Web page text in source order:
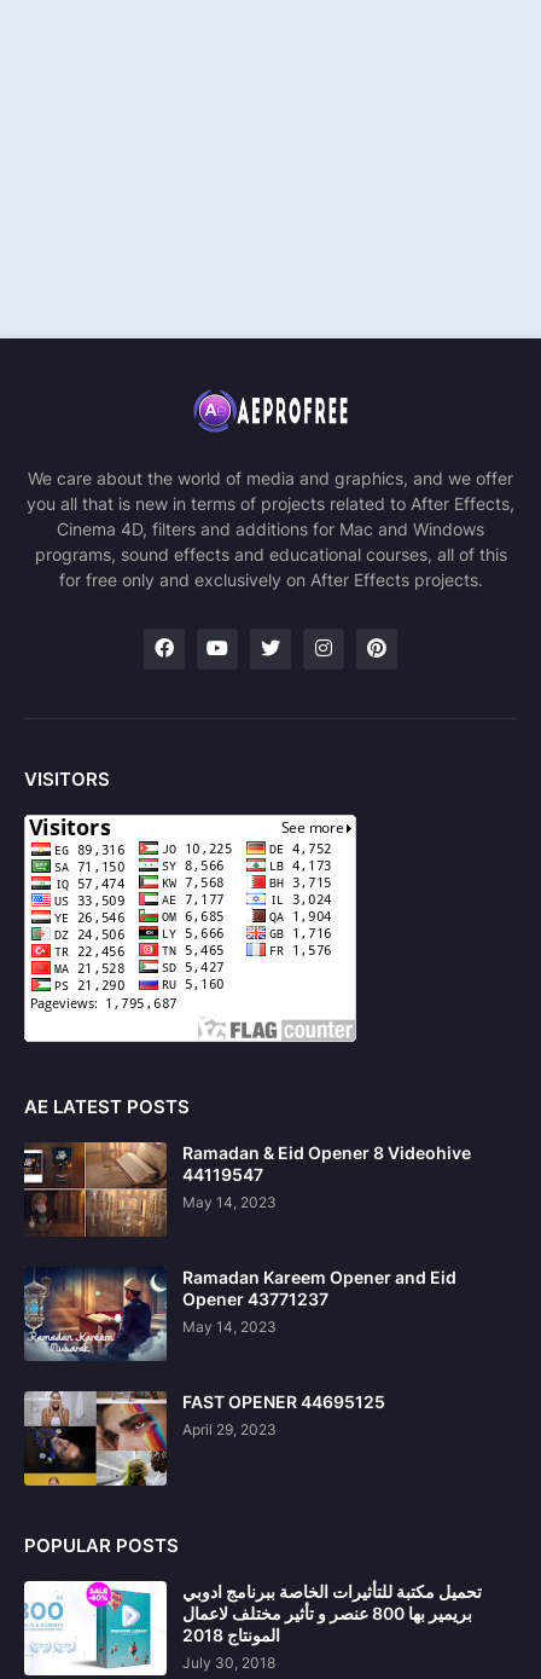
We care about the world of media and graphics, and we offer
you all that is new in terms of projects related to After Effects,
Cinema 4D, filters and additions for Mac and Windows
programs, sound effects and educational courses, all of this
for free only and exclusively on After Effects projects.
VISITORS
AE LATEST POSTS
Ramadan & Eid Opener 8 Videohive
44119547
May 14, 2023
Ramadan Kareem Opener and Eid
Opener 43771237
May 14, 2023
FAST OPENER 44695125
April 29, 2023
POPULAR POSTS
تحميل مكتبة للتأثيرات الخاصة ببرنامج ادوبي
بريمير بها 800 عنصر و تأثير مختلف لاعمال
المونتاج 2018
July 30, 2018